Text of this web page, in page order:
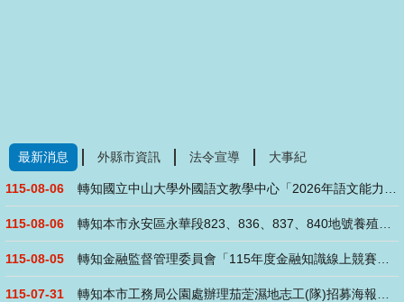
最新消息 外縣市資訊 法令宣導 大事紀
115-08-06
115-08-06
115-08-05
115-07-31